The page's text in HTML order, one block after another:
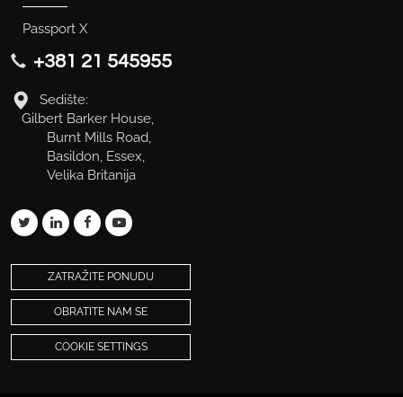
Passport X
+381 21 545955
Sedište:
Gilbert Barker House,
Burnt Mills Road,
Basildon, Essex,
Velika Britanija
ZATRAŽITE PONUDU
OBRATITE NAM SE
COOKIE SETTINGS